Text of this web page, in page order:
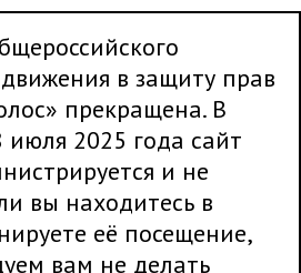
в защиту прав
прекращена. В
июля 2025 года сайт
и не
вы находитесь в
её посещение,
вам не делать